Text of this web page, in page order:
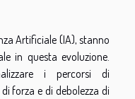
Artificiale (IA), stanno
in questa evoluzione.
i percorsi di
forza e di debolezza di